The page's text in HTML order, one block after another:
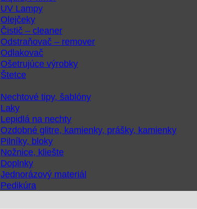
UV Lampy
Olejčeky
Čistič – cleaner
Odstraňovač – remover
Odlakovač
Ošetrujúce výrobky
Štetce
Nechtové tipy, šablóny
Laky
Lepidlá na nechty
Ozdobné glitre, kamienky, prášky, kamienky
Pilníky, bloky
Nožnice, kliešte
Doplnky
Jednorázový materiál
Pedikúra